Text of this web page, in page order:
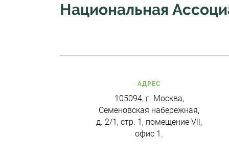
Национальная
АДРЕС
105094, г. Москва,
Семеновская набережная,
д. 2/1, стр. 1, помещение Vll,
офис 1.